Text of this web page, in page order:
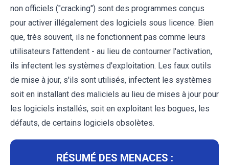
non officiels ("cracking") sont des programmes conçus
pour activer illégalement des logiciels sous licence. Bien
que, très souvent, ils ne fonctionnent pas comme leurs
utilisateurs l'attendent - au lieu de contourner l'activation,
ils infectent les systèmes d'exploitation. Les faux outils
de mise à jour, s'ils sont utilisés, infectent les systèmes
soit en installant des maliciels au lieu de mises à jour pour
les logiciels installés, soit en exploitant les bogues, les
défauts, de certains logiciels obsolètes.
RÉSUMÉ DES MENACES :